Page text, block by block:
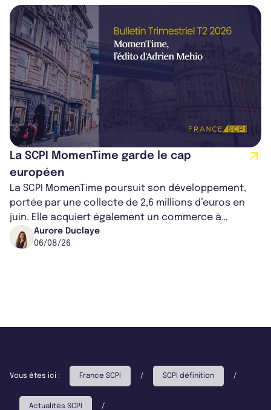
La SCPI MomenTime garde le cap
européen
La SCPI MomenTime poursuit son développement,
portée par une collecte de 2,6 millions d’euros en
juin. Elle acquiert également un commerce à
Worcester, place une plateforme logisti...
Aurore Duclaye
06/08/26
Vous êtes ici : France SCPI / SCPI définition /
Actualités SCPI /